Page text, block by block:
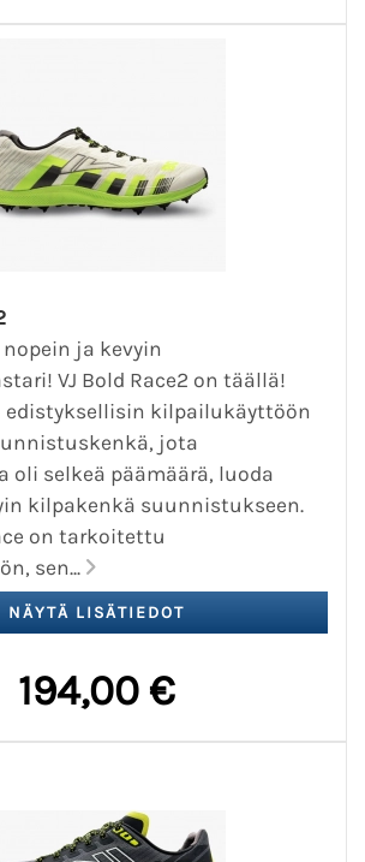
ja kevyin
VJ Bold Race2 on täällä!
edistyksellisin kilpailukäyttöön
jota
oli selkeä päämäärä, luoda
kilpakenkä suunnistukseen.
on tarkoitettu
sen...
194,00 €